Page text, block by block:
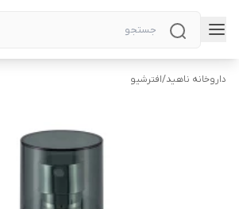
داروخانه ناهید/افترشیو